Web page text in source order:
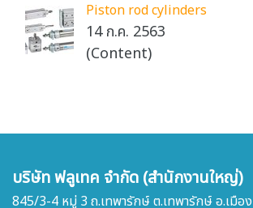
Piston rod cylinders
14 ก.ค. 2563
(Content)
บริษัท ฟลูเทค จำกัด (สำนักงานใหญ่)
845/3-4 หมู่ 3 ถ.เทพารักษ์ ต.เทพารักษ์ อ.เมือ